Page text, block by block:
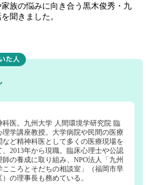
族の悩みに向き合う黒木俊秀・九
聞きました。
科医。九州大学 人間環境学研究院 臨
理学講座教授。大学病院や民間の医療
など精神科医として多くの医療現場を
、2013年から現職。臨床心理士や公認
師の養成に取り組み、NPO法人「九州
こころとそだちの相談室」（福岡市早
）の理事長も務めている。